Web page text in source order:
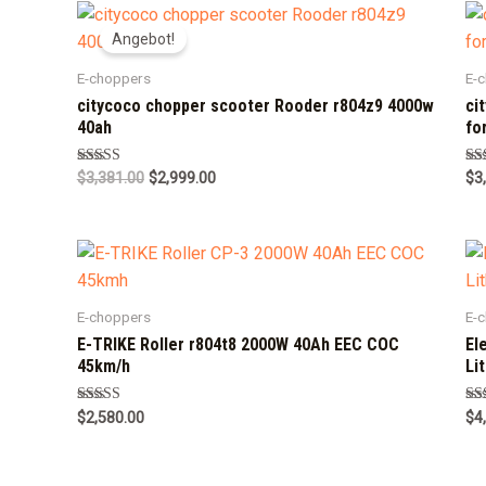
Angebot!
E-choppers
citycoco chopper scooter Rooder r804z9 4000w
40ah
Rated
5.00
$3,381.00 $2,999.00
E-
$
E-choppers
E-TRIKE Roller r804t8 2000W 40Ah EEC COC
45km/h
Rated
5.00
$2,580.00
E-
$